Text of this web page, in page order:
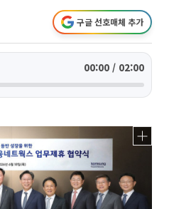
구글 선호매체 추가
00:00 / 02:00